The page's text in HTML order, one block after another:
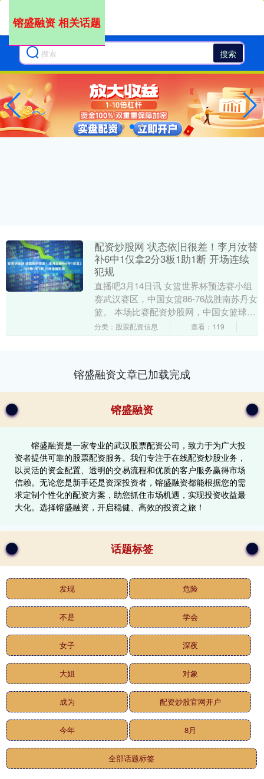
搜索
镕盛融资 相关话题
配资炒股网 状态依旧很差！李月汝替
补6中1仅拿2分3板1助1断 开场连续
犯规
直播吧3月14日讯 女篮世界杯预选赛小组
赛武汉赛区，中国女篮86-76战胜南苏丹女
篮。 本场比赛配资炒股网，中国女篮球员
李月汝的状态依旧不好，开场连续犯规打
分类：股票配资信息 查看：119
镕盛融资文章已加载完成
镕盛融资
镕盛融资是一家专业的武汉股票配资公司，致力于为广大投
资者提供可靠的股票配资服务。我们专注于在线配资炒股业务，
以灵活的资金配置、透明的交易流程和优质的客户服务赢得市场
信赖。无论您是新手还是资深投资者，镕盛融资都能根据您的需
求定制个性化的配资方案，助您抓住市场机遇，实现投资收益最
大化。选择镕盛融资，开启稳健、高效的投资之旅！
话题标签
发现 危险
不是 学会
女子 深夜
大姐 对象
成为 配资炒股官网开户
今年 8月
全部话题标签